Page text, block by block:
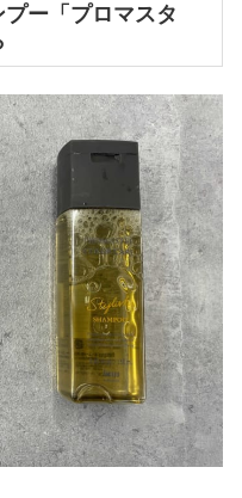
プー「プロマスタ